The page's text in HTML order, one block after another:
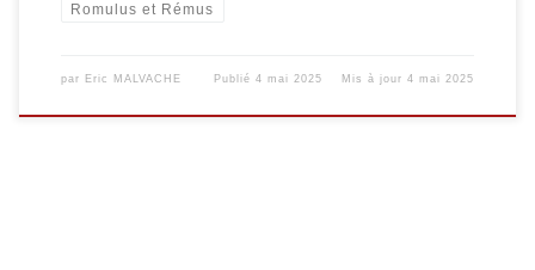
Romulus et Rémus
par Eric MALVACHE Publié4 mai 2025 Mis à jour4 mai 2025